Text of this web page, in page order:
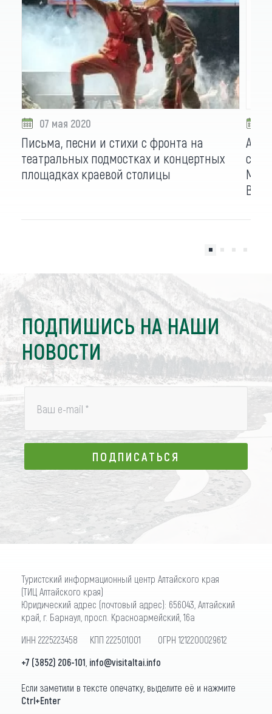
07 мая 2020
Письма, песни и стихи с фронта на
театральных подмостках и концертных
площадках краевой столицы
ПОДПИШИСЬ НА НАШИ
НОВОСТИ
Ваш e-mail *
ПОДПИСАТЬСЯ
ПОДПИСАТЬСЯ
Туристский информационный центр Алтайского края
(ТИЦ Алтайского края)
Юридический адрес (почтовый адрес): 656043, Алтайский
край, г. Барнаул, просп. Красноармейский, 16а
ИНН 2225223458 КПП 222501001 ОГРН 1212200029612
+7 (3852) 206-101 info@visitaltai.info
Если заметили в тексте опечатку, выделите её и нажмите
Ctrl+Enter